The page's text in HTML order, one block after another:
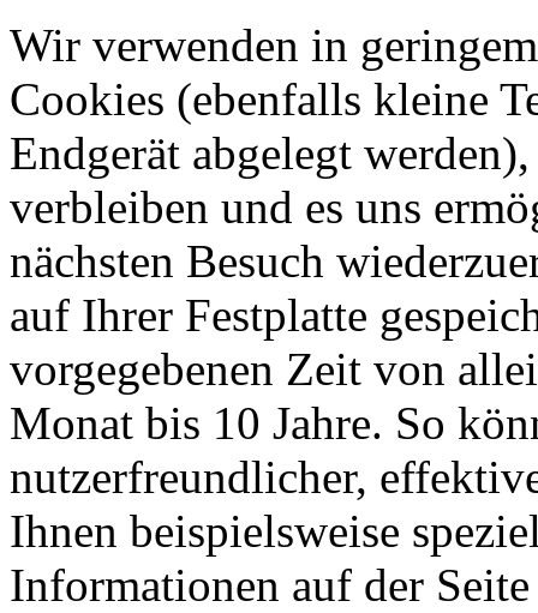
Wir verwenden in
Cookies (ebenfalls kleine
Endgerät abgelegt
verbleiben und es uns
nächsten Besuch
auf Ihrer Festplatte
vorgegebenen Zeit von
Monat bis 10 Jahre. So
nutzerfreundlicher,
Ihnen beispielsweise
Informationen auf der